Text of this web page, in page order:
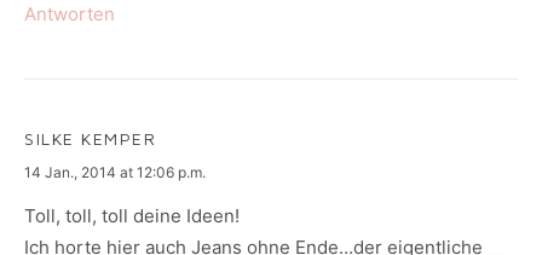
Antworten
SILKE KEMPER
says:
14 Jan., 2014 at 12:06 p.m.
Toll, toll, toll deine Ideen!
Ich horte hier auch Jeans ohne Ende…der eigentliche